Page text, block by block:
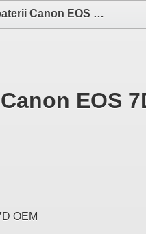
PRO-JEX: Klapka baterii Canon EOS 7D elektronika i akcesoria aparatów fotograficznych
EOS
OEM